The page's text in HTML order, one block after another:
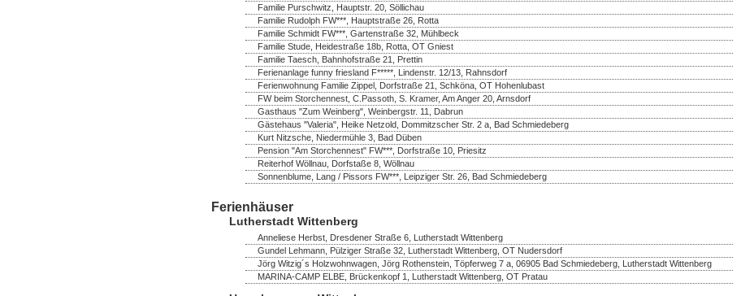
Familie Purschwitz, Hauptstr. 20, Söllichau
Familie Rudolph FW***, Hauptstraße 26, Rotta
Familie Schmidt FW***, Gartenstraße 32, Mühlbeck
Familie Stude, Heidestraße 18b, Rotta, OT Gniest
Familie Taesch, Bahnhofstraße 21, Prettin
Ferienanlage funny friesland F*****, Lindenstr. 12/13, Rahnsdorf
Ferienwohnung Familie Zippel, Dorfstraße 21, Schköna, OT Hohenlubast
FW beim Storchennest, C.Passoth, S. Kramer, Am Anger 20, Arnsdorf
Gasthaus "Zum Weinberg", Weinbergstr. 11, Dabrun
Gästehaus "Valeria", Heike Netzold, Dommitzscher Str. 2 a, Bad Schmiedeberg
Kurt Nitzsche, Niedermühle 3, Bad Düben
Pension "Am Storchennest" FW***, Dorfstraße 10, Priesitz
Reiterhof Wöllnau, Dorfstaße 8, Wöllnau
Sonnenblume, Lang / Pissors FW***, Leipziger Str. 26, Bad Schmiedeberg
Ferienhäuser
Lutherstadt Wittenberg
Anneliese Herbst, Dresdener Straße 6, Lutherstadt Wittenberg
Gundel Lehmann, Pülziger Straße 32, Lutherstadt Wittenberg, OT Nudersdorf
Jörg Witzig´s Holzwohnwagen, Jörg Rothenstein, Töpferweg 7 a, 06905 Bad Schmiedeberg, Lutherstadt Wittenberg
MARINA-CAMP ELBE, Brückenkopf 1, Lutherstadt Wittenberg, OT Pratau